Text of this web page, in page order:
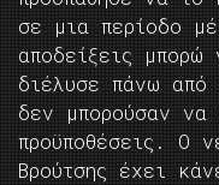
σε μια περίοδο
αποδείξεις
διέλυσε πάνω
δεν μπορούσαν να
προϋποθέσεις. Ο
Βρούτσης έχει